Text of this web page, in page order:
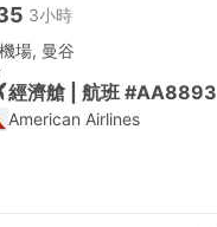
3小時
場, 曼谷
經濟艙 | 航班 #AA8893
American Airlines